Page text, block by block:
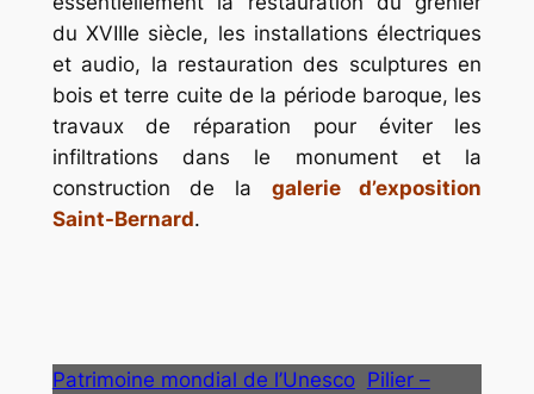
du XVIIIe siècle, les installations électriques
et audio, la restauration des sculptures en
bois et terre cuite de la période baroque, les
travaux de réparation pour éviter les
infiltrations dans le monument et la
construction de la galerie d’exposition
Saint-Bernard.
Patrimoine mondial de l’Unesco Pilier –